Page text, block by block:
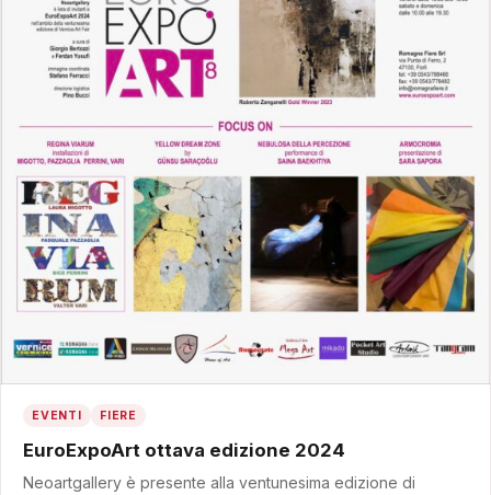
EVENTI FIERE
EuroExpoArt ottava edizione 2024
Neoartgallery è presente alla ventunesima edizione di